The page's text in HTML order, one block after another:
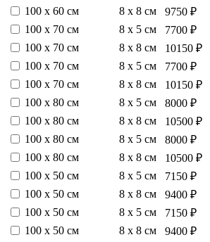
100 х 60 см
8 х 8 см
9750 ₽
100 х 70 см
8 х 5 см
7700 ₽
100 х 70 см
8 х 8 см
10150 ₽
100 х 70 см
8 х 5 см
7700 ₽
100 х 70 см
8 х 8 см
10150 ₽
100 х 80 см
8 х 5 см
8000 ₽
100 х 80 см
8 х 8 см
10500 ₽
100 х 80 см
8 х 5 см
8000 ₽
100 х 80 см
8 х 8 см
10500 ₽
100 х 50 см
8 х 5 см
7150 ₽
100 х 50 см
8 х 8 см
9400 ₽
100 х 50 см
8 х 5 см
7150 ₽
100 х 50 см
8 х 8 см
9400 ₽